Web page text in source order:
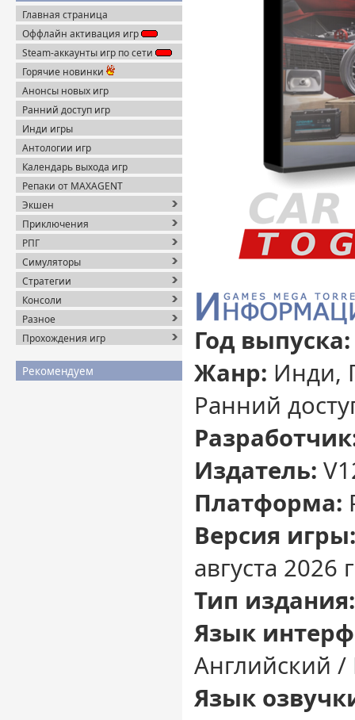
Главная страница
Оффлайн активация игр
Steam-аккаунты игр по сети
Горячие новинки
Анонсы новых игр
Ранний доступ игр
Инди игры
Антологии игр
Календарь выхода игр
Репаки от MAXAGENT
Экшен
Приключения
РПГ
Симуляторы
Стратегии
Консоли
Разное
Прохождения игр
Рекомендуем
Год выпуска:
Жанр: Инди,
Ранний
Издатель:
Платформа:
Версия игры:
августа 2026
Тип издания:
Язык
Английский /
Язык